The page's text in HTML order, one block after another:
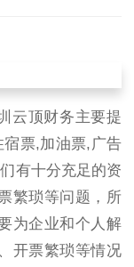
云顶财务主要提
票,加油票,广告
有十分充足的资
繁琐等问题，所
为企业和个人解
开票繁琐等情况